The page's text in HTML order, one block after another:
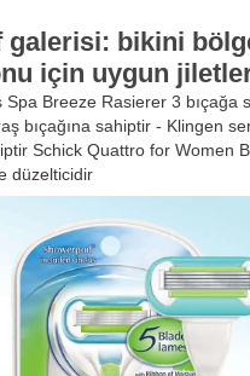
galerisi: bikini
için uygun
Spa Breeze Rasierer 3 bıçağa
bıçağına sahiptir - Klingen
Schick Quattro for Women
düzelticidir